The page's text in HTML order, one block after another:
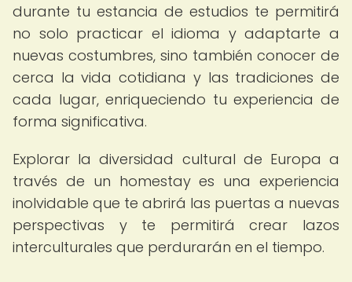
durante tu estancia de estudios te permitirá
no solo practicar el idioma y adaptarte a
nuevas costumbres, sino también conocer de
cerca la vida cotidiana y las tradiciones de
cada lugar, enriqueciendo tu experiencia de
forma significativa.
Explorar la diversidad cultural de Europa a
través de un homestay es una experiencia
inolvidable que te abrirá las puertas a nuevas
perspectivas y te permitirá crear lazos
interculturales que perdurarán en el tiempo.